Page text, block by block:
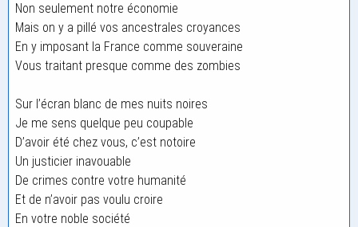
Non seulement notre économie
Mais on y a pillé vos ancestrales croyances
En y imposant la France comme souveraine
Vous traitant presque comme des zombies
Sur l’écran blanc de mes nuits noires
Je me sens quelque peu coupable
D’avoir été chez vous, c’est notoire
Un justicier inavouable
De crimes contre votre humanité
Et de n’avoir pas voulu croire
En votre noble société